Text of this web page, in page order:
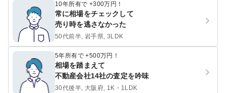
10年所有で +300万円！
常に相場をチェックして
売り時を逃さなかった
50代前半, 岩手県, 3LDK
5年所有で +500万円！
相場を踏まえて
不動産会社14社の査定を吟味
30代後半, 大阪府, 1K・1LDK